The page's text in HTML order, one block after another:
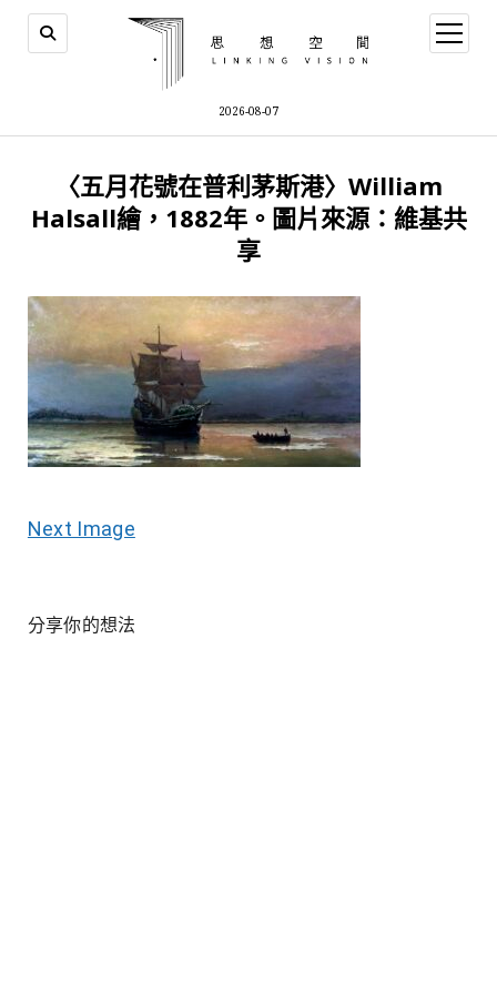
2026-08-07
open
menu
〈五月花號在普利茅斯港〉William
Halsall繪，1882年。圖片來源：維基共
享
Next Image
分享你的想法